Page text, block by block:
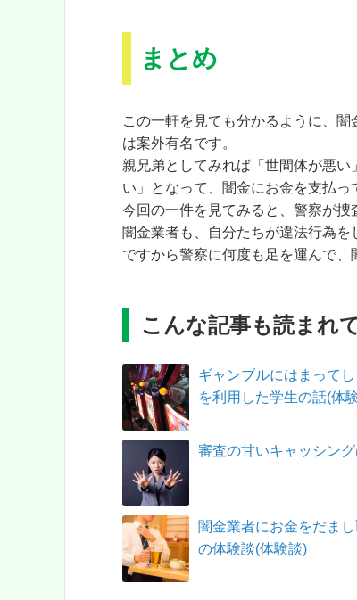
まとめ
この一軒を見ても分かるように、
は案外有名です。
親兄弟としてみれば「世間体が悪
い」
となって、闇金にお金を支払っ
今回の一件を見てみると、警察が捜
闇金業者も、自分たちが違法行為を
ですから警察に何度も足を運んで、
こんな記事も読まれ
ギャンブルにはまって
を利用した学生の話(体
審査の甘いキャッシン
闇金業者にお金をだまし
の体験談(体験談)